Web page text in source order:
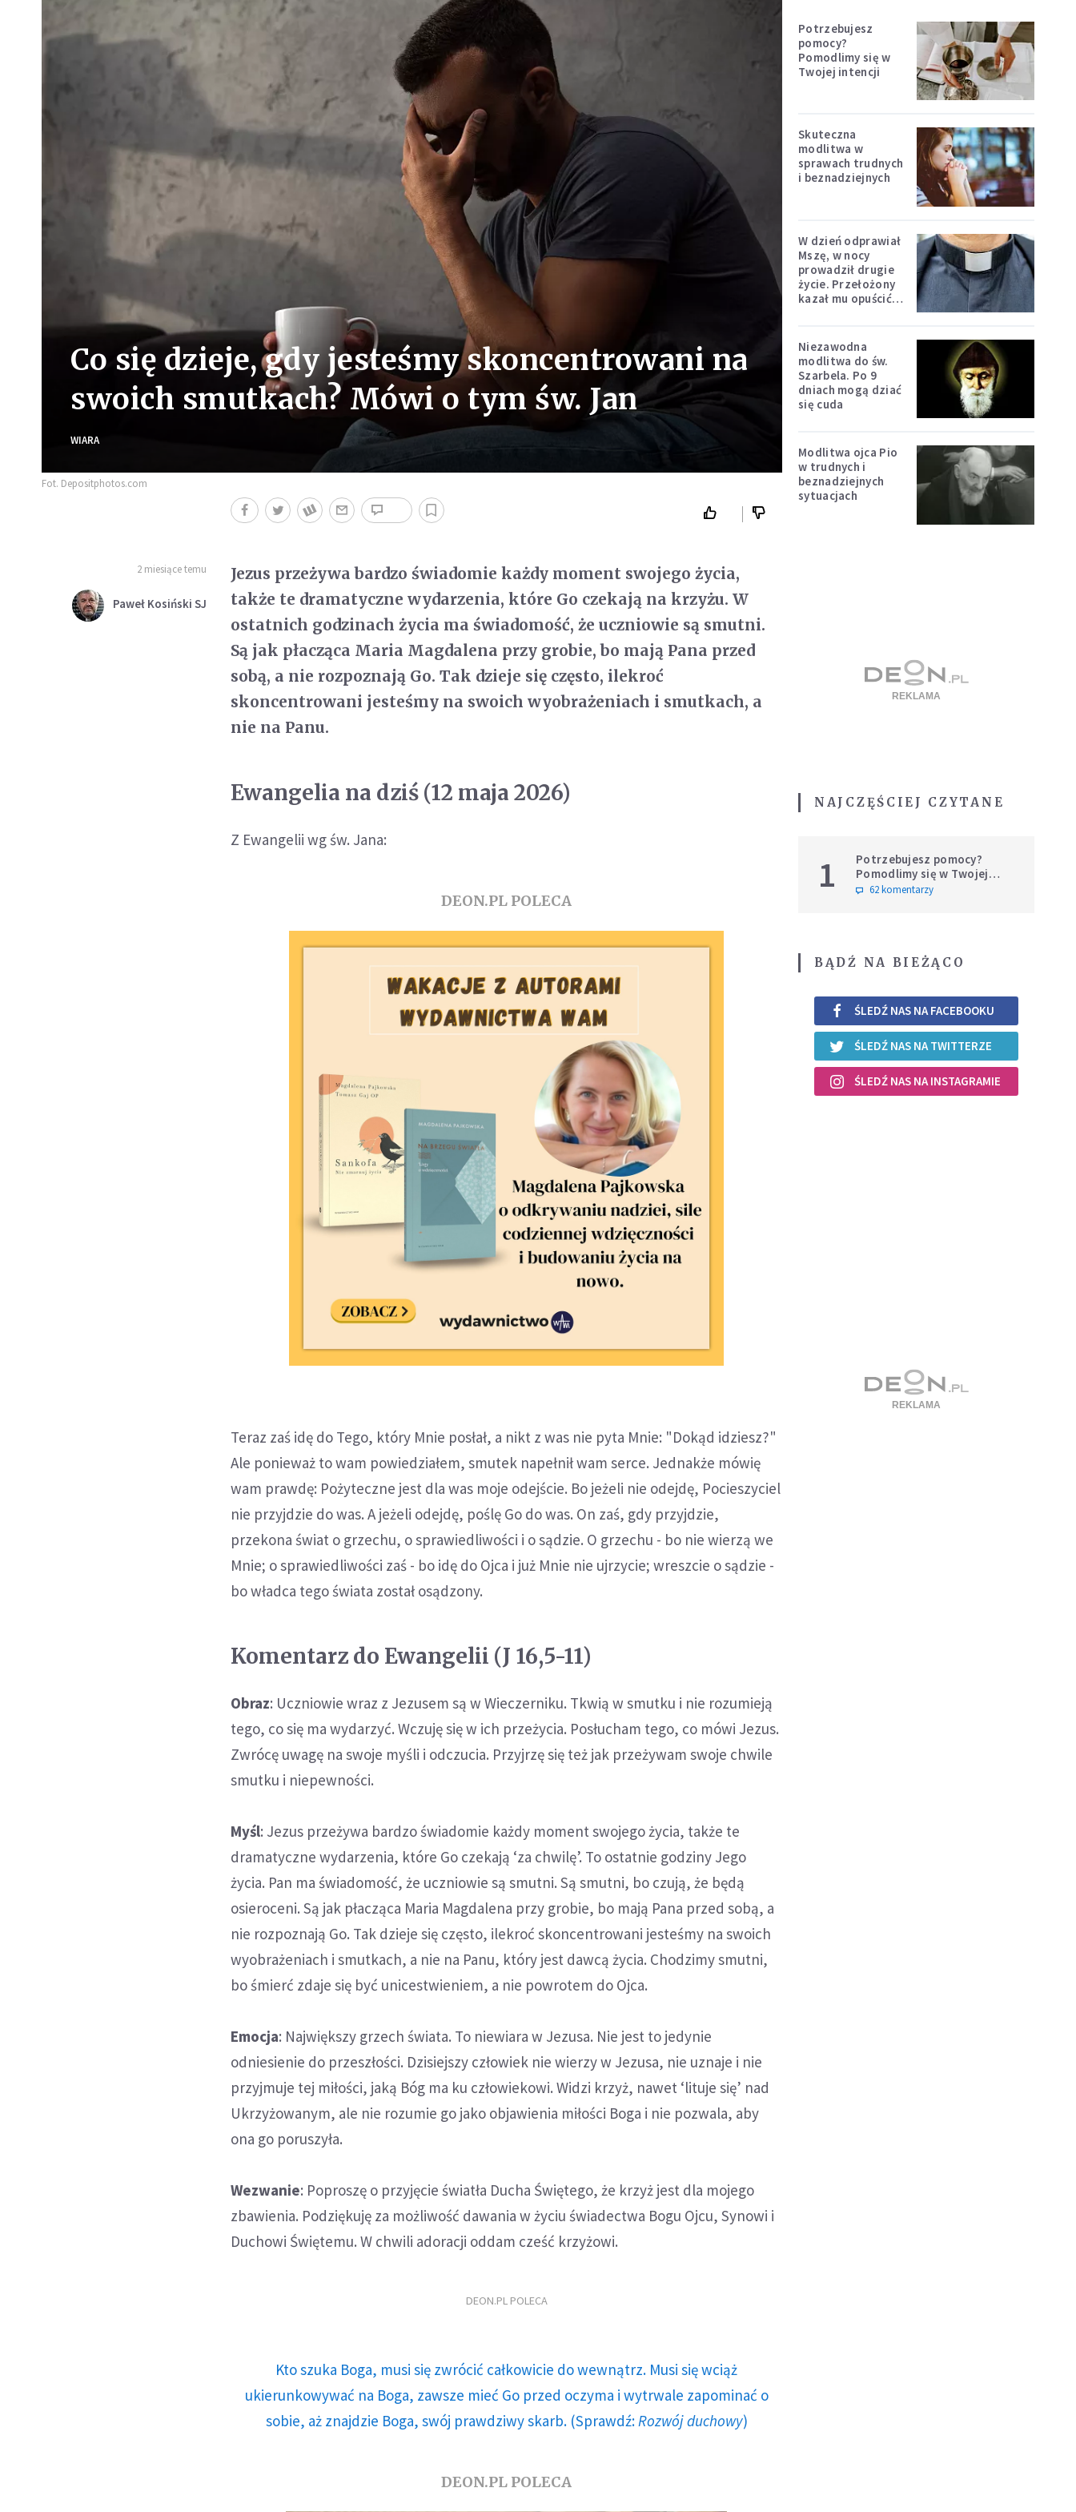
Co się dzieje, gdy jesteśmy skoncentrowani na
swoich smutkach? Mówi o tym św. Jan
WIARA
Fot. Depositphotos.com
2 miesiące temu
Paweł Kosiński SJ
Jezus przeżywa bardzo świadomie każdy moment swojego życia,
także te dramatyczne wydarzenia, które Go czekają na krzyżu. W
ostatnich godzinach życia ma świadomość, że uczniowie są smutni.
Są jak płacząca Maria Magdalena przy grobie, bo mają Pana przed
sobą, a nie rozpoznają Go. Tak dzieje się często, ilekroć
skoncentrowani jesteśmy na swoich wyobrażeniach i smutkach, a
nie na Panu.
Ewangelia na dziś (12 maja 2026)
Z Ewangelii wg św. Jana:
DEON.PL POLECA
Teraz zaś idę do Tego, który Mnie posłał, a nikt z was nie pyta Mnie: "Dokąd idziesz?"
Ale ponieważ to wam powiedziałem, smutek napełnił wam serce. Jednakże mówię
wam prawdę: Pożyteczne jest dla was moje odejście. Bo jeżeli nie odejdę, Pocieszyciel
nie przyjdzie do was. A jeżeli odejdę, poślę Go do was. On zaś, gdy przyjdzie,
przekona świat o grzechu, o sprawiedliwości i o sądzie. O grzechu - bo nie wierzą we
Mnie; o sprawiedliwości zaś - bo idę do Ojca i już Mnie nie ujrzycie; wreszcie o sądzie -
bo władca tego świata został osądzony.
Komentarz do Ewangelii (J 16,5-11)
Obraz: Uczniowie wraz z Jezusem są w Wieczerniku. Tkwią w smutku i nie rozumieją
tego, co się ma wydarzyć. Wczuję się w ich przeżycia. Posłucham tego, co mówi Jezus.
Zwrócę uwagę na swoje myśli i odczucia. Przyjrzę się też jak przeżywam swoje chwile
smutku i niepewności.
Myśl: Jezus przeżywa bardzo świadomie każdy moment swojego życia, także te
dramatyczne wydarzenia, które Go czekają ‘za chwilę’. To ostatnie godziny Jego
życia. Pan ma świadomość, że uczniowie są smutni. Są smutni, bo czują, że będą
osieroceni. Są jak płacząca Maria Magdalena przy grobie, bo mają Pana przed sobą, a
nie rozpoznają Go. Tak dzieje się często, ilekroć skoncentrowani jesteśmy na swoich
wyobrażeniach i smutkach, a nie na Panu, który jest dawcą życia. Chodzimy smutni,
bo śmierć zdaje się być unicestwieniem, a nie powrotem do Ojca.
Emocja: Największy grzech świata. To niewiara w Jezusa. Nie jest to jedynie
odniesienie do przeszłości. Dzisiejszy człowiek nie wierzy w Jezusa, nie uznaje i nie
przyjmuje tej miłości, jaką Bóg ma ku człowiekowi. Widzi krzyż, nawet ‘lituje się’ nad
Ukrzyżowanym, ale nie rozumie go jako objawienia miłości Boga i nie pozwala, aby
ona go poruszyła.
Wezwanie: Poproszę o przyjęcie światła Ducha Świętego, że krzyż jest dla mojego
zbawienia. Podziękuję za możliwość dawania w życiu świadectwa Bogu Ojcu, Synowi i
Duchowi Świętemu. W chwili adoracji oddam cześć krzyżowi.
DEON.PL POLECA
Kto szuka Boga, musi się zwrócić całkowicie do wewnątrz. Musi się wciąż
ukierunkowywać na Boga, zawsze mieć Go przed oczyma i wytrwale zapominać o
sobie, aż znajdzie Boga, swój prawdziwy skarb. (Sprawdź: Rozwój duchowy)
DEON.PL POLECA
Potrzebujesz
pomocy?
Pomodlimy się w
Twojej intencji
Skuteczna
modlitwa w
sprawach trudnych
i beznadziejnych
W dzień odprawiał
Mszę, w nocy
prowadził drugie
życie. Przełożony
kazał mu opuścić
Niezawodna
modlitwa do św.
Szarbela. Po 9
dniach mogą dziać
się cuda
Modlitwa ojca Pio
w trudnych i
beznadziejnych
sytuacjach
NAJCZĘŚCIEJ CZYTANE
1
Potrzebujesz pomocy?
Pomodlimy się w Twojej
intencji
62 komentarzy
BĄDŹ NA BIEŻĄCO
ŚLEDŹ NAS NA FACEBOOKU
ŚLEDŹ NAS NA TWITTERZE
ŚLEDŹ NAS NA INSTAGRAMIE